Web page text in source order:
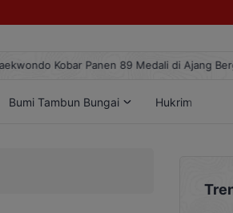
Kobar Panen 89 Medali di Ajang
Bumi Tambun Bungai Hukrim